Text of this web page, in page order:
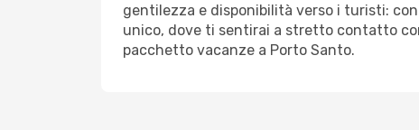
gentilezza e disponibilità verso i turisti:
unico, dove ti sentirai a stretto contatto
pacchetto vacanze a Porto Santo.